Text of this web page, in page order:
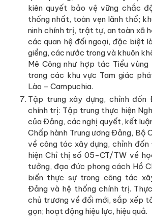
kiên quyết bảo vệ vững chắc
thống nhất, toàn vẹn lãnh thổ;
ninh chính trị, trật tự, an toàn xã
các quan hệ đối ngoại, đặc biệt
giềng, các nước trong và khuôn
Mê Công như hợp tác Tiểu vùng
trong các khu vực Tam giác
Lào – Campuchia.
Tập trung xây dựng, chỉnh
chính trị: Tập trung thực hiện
của Đảng, các nghị quyết, kết
Chấp hành Trung ương Đảng, Bộ
về công tác xây dựng, chỉnh
hiện Chỉ thị số 05-CT/TW về
tưởng, đạo đức phong cách Hồ
biến thực sự trong công tác
Đảng và hệ thống chính trị.
chủ trương về đổi mới, sắp xếp
gọn; hoạt động hiệu lực, hiệu quả.